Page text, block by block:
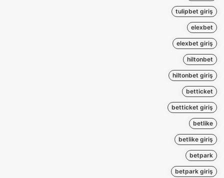
tulipbet giriş
elexbet
elexbet giriş
hiltonbet
hiltonbet giriş
betticket
betticket giriş
betlike
betlike giriş
betpark
betpark giriş